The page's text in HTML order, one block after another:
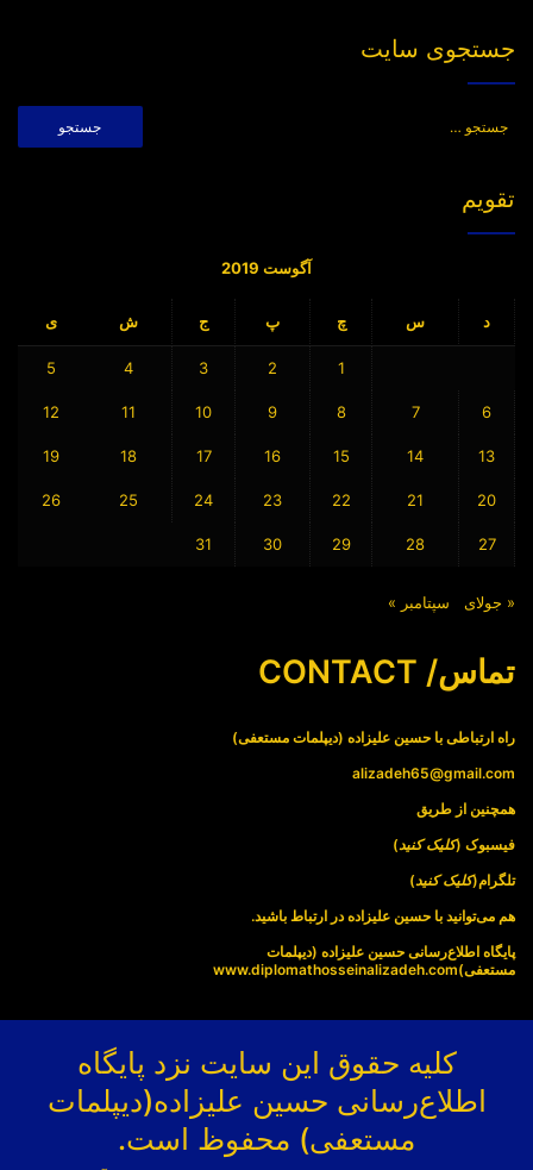
جستجوی سایت
تقویم
آگوست 2019
د س چ پ ج ش ی
1
2
3
4
5
6
7
8
9
10
11
12
13
14
15
16
17
18
19
20
21
22
23
24
25
26
27
28
29
30
31
« جولای سپتامبر »
تماس/ CONTACT
راه ارتباطی با حسین علیزاده (دیپلمات مستعفی)
alizadeh65@gmail.com
همچنین از طریق
فیسبوک (کلیک کنید)
تلگرام(کلیک کنید)
هم می‌توانید با حسین علیزاده در ارتباط باشید.
پایگاه اطلاع‌رسانی حسین علیزاده (دیپلمات
مستعفی)www.diplomathosseinalizadeh.com
کلیه حقوق این سایت نزد پایگاه
اطلاع‌رسانی حسین علیزاده(دیپلمات
مستعفی) محفوظ است.